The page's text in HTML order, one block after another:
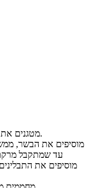
מטגנים את הבצל הקצוץ בשמן עד להזהבה עדינה.
עד שמתקבל
מוסיפים את